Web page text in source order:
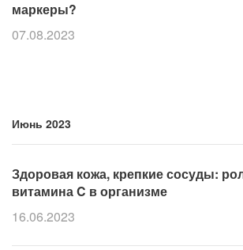
маркеры?
07.08.2023
Июнь 2023
Здоровая кожа, крепкие сосуды:
витамина C в организме
16.06.2023